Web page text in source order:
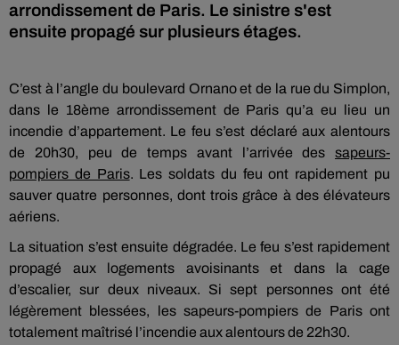
arrondissement de Paris. Le sinistre s'est
ensuite propagé sur plusieurs étages.
C’est à l’angle du boulevard Ornano et de la rue du Simplon,
dans le 18ème arrondissement de Paris qu’a eu lieu un
incendie d’appartement. Le feu s’est déclaré aux alentours
de 20h30, peu de temps avant l’arrivée des sapeurs-
pompiers de Paris. Les soldats du feu ont rapidement pu
sauver quatre personnes, dont trois grâce à des élévateurs
aériens.
La situation s’est ensuite dégradée. Le feu s’est rapidement
propagé aux logements avoisinants et dans la cage
d’escalier, sur deux niveaux. Si sept personnes ont été
légèrement blessées, les sapeurs-pompiers de Paris ont
totalement maîtrisé l’incendie aux alentours de 22h30.